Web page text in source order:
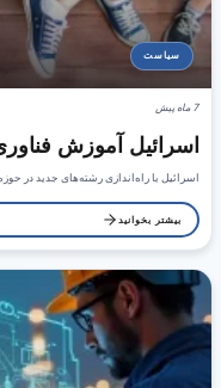
سیاست
7 ماه پیش
اسرائیل آموزش
اسرائیل با راه‌اندازی رشته‌های جدید در
بیشتر بخوانید